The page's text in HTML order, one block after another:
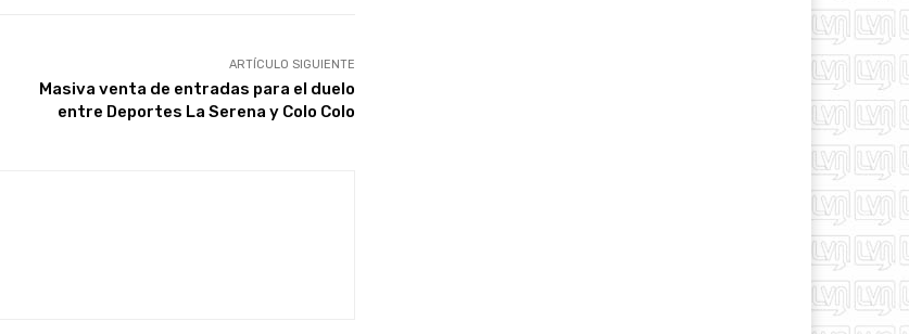
ARTÍCULO SIGUIENTE
Masiva venta de entradas para el duelo
entre Deportes La Serena y Colo Colo